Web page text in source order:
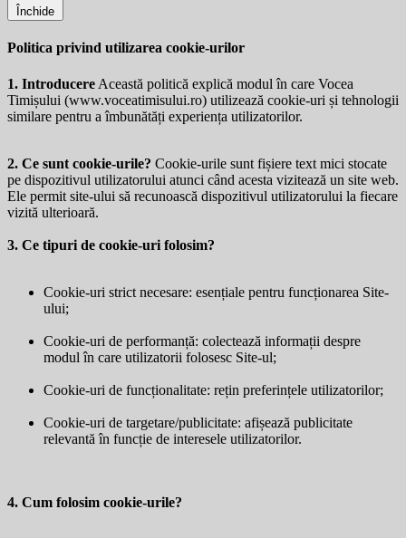
Închide
Politica privind utilizarea cookie-urilor
1. Introducere Această politică explică modul în care Vocea
Timișului (www.voceatimisului.ro) utilizează cookie-uri și tehnologii
similare pentru a îmbunătăți experiența utilizatorilor.
2. Ce sunt cookie-urile? Cookie-urile sunt fișiere text mici stocate
pe dispozitivul utilizatorului atunci când acesta vizitează un site web.
Ele permit site-ului să recunoască dispozitivul utilizatorului la fiecare
vizită ulterioară.
3. Ce tipuri de cookie-uri folosim?
Cookie-uri strict necesare: esențiale pentru funcționarea Site-
ului;
Cookie-uri de performanță: colectează informații despre
modul în care utilizatorii folosesc Site-ul;
Cookie-uri de funcționalitate: rețin preferințele utilizatorilor;
Cookie-uri de targetare/publicitate: afișează publicitate
relevantă în funcție de interesele utilizatorilor.
4. Cum folosim cookie-urile?